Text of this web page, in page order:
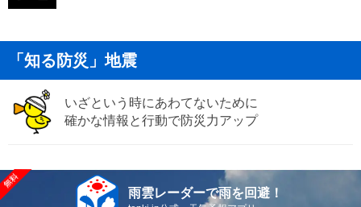
「知る防災」地震
いざという時にあわてないために
確かな情報と行動で防災力アップ
雨雲レーダーで雨を回避！